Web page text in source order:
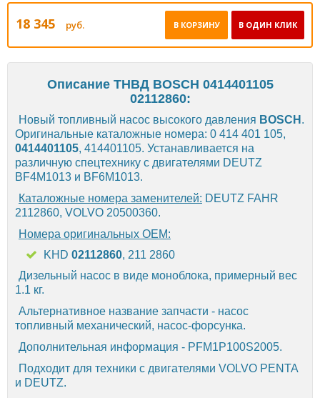
18 345 руб. В ОДИН КЛИК
В КОРЗИНУ
Описание ТНВД BOSCH 0414401105
02112860:
Новый топливный насос высокого давления BOSCH .
Оригинальные каталожные номера: 0 414 401 105,
0414401105, 414401105. Устанавливается на
различную спецтехнику с двигателями DEUTZ
BF4M1013 и BF6M1013.
Каталожные номера заменителей: DEUTZ FAHR
2112860, VOLVO 20500360.
Номера оригинальных OEM:
KHD 02112860, 211 2860
Дизельный насос в виде моноблока, примерный вес
1.1 кг.
Альтернативное название запчасти - насос
топливный механический, насос-форсунка.
Дополнительная информация - PFM1P100S2005.
Подходит для техники с двигателями VOLVO PENTA
и DEUTZ.